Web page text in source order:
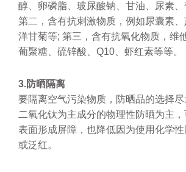
醇、卵磷脂、玻尿酸钠、甘油、尿素
第二，含有抗刺激物质，例如尿囊素、
洋甘菊等; 第三，含有抗氧化物质，维
葡聚糖、硫锌酸、Q10、虾红素等等。
3.防晒隔离
要隔离空气污染物质，防晒品的选择
二氧化钛为主成分的物理性防晒为主
表面形成屏障，也降低因为使用化学
或泛红。